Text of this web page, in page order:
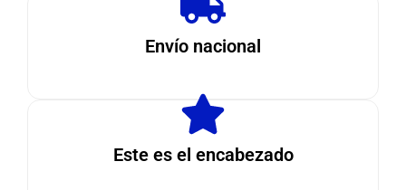
Envío nacional
Este es el encabezado